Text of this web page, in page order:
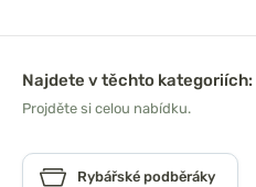
Najdete v těchto kategoriích:
Projděte si celou nabídku.
Rybářské podběráky